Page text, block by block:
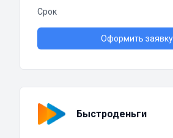
Срок
Оформить заявку
Быстроденьги